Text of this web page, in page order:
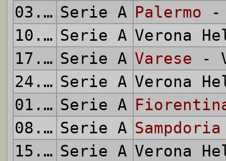
03.11.1968 Serie A Palermo -
10.11.1968 Serie A Verona
17.11.1968 Serie A Varese -
24.11.1968 Serie A Verona
01.12.1968 Serie A
08.12.1968 Serie A Sampdoria
15.12.1968 Serie A Verona